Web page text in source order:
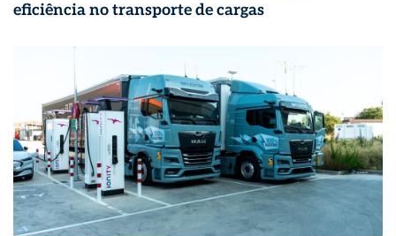
eficiência no transporte de cargas